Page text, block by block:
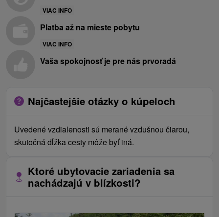
VIAC INFO
Platba až na mieste pobytu
VIAC INFO
Vaša spokojnosť je pre nás prvoradá
Najčastejšie otázky o kúpeloch
Uvedené vzdialenosti sú merané vzdušnou čiarou,
skutočná dĺžka cesty môže byť iná.
Ktoré ubytovacie zariadenia sa
nachádzajú v blízkosti?